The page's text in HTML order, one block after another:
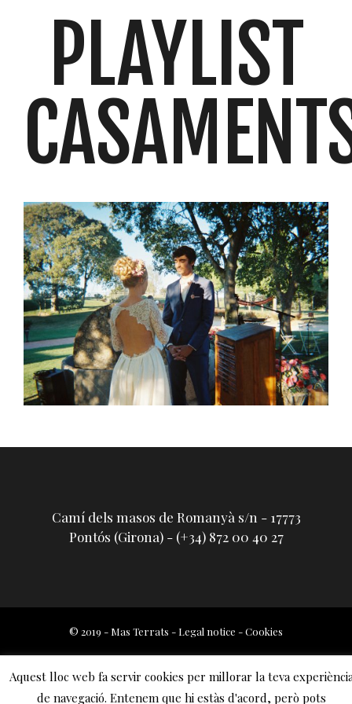
PLAYLIST
Camí dels masos de Romanyà s/n - 17773
Pontós (Girona) - (+34) 872 00 40 27
Aquest lloc web fa servir cookies per millorar la teva
de navegació. Entenem que hi estàs d'acord, però pots
© 2019 - Mas Terrats - Legal notice -Cookies